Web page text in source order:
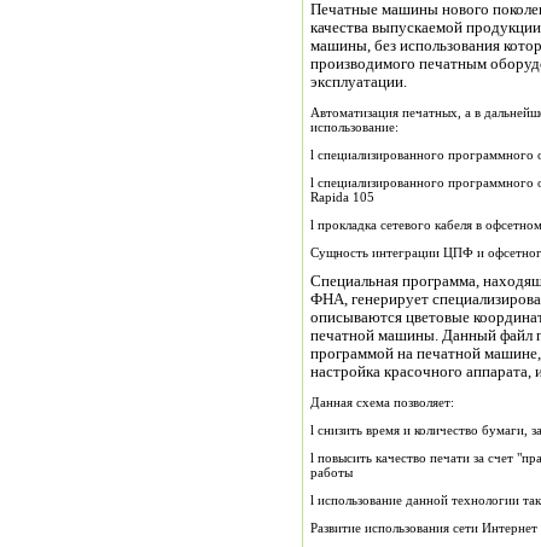
Печатные машины нового
качества выпускаемой
машины, без использования
производимого печатным
эксплуатации.
Автоматизация печатных, а в
использование:
l специализированного
l специализированного
Rapida 105
l прокладка сетевого кабеля в
Сущность интеграции ЦПФ и
Специальная программа,
ФНА, генерирует
описываются цветовые
печатной машины. Данный файл
программой на печатной машине,
настройка красочного
Данная схема позволяет:
l снизить время и количество бумаги,
l повысить качество печати за счет
работы
l использование данной технологии
Развитие использования сети Интернет